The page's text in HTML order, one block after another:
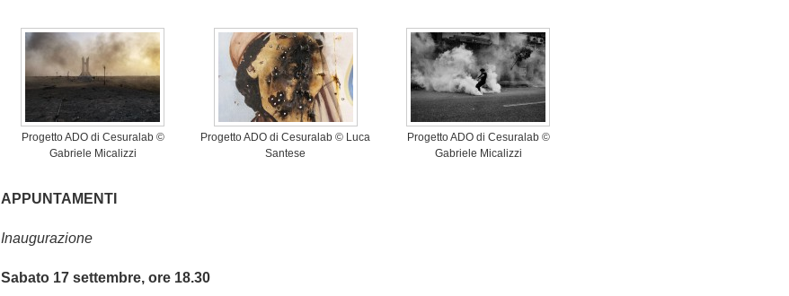
Progetto ADO di Cesuralab ©
Gabriele Micalizzi
Progetto ADO di Cesuralab © Luca
Santese
Progetto ADO di Cesuralab ©
Gabriele Micalizzi
APPUNTAMENTI
Inaugurazione
Sabato 17 settembre, ore 18.30